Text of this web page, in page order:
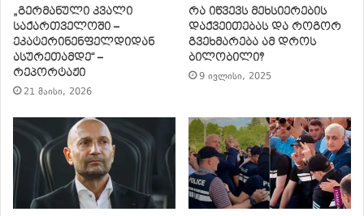
„გერმანული კვალი
საქართველოში –
ეკატერინენფელდიდან
ასურეთამდე“ –
რეპორტაჟი
21 მაისი, 2026
რა იწვევს მეხსიერების
დაქვეითებას და როგორ
გვეხმარება ამ დროს
ბილობილი?
9 ივლისი, 2025